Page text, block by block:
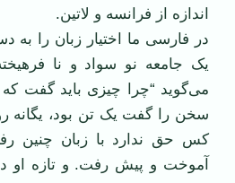
اندازه از فرانسه و لاتین.
در فارسی ما اختیار زبان را
یک جامعه نو سواد و نا
می‌گوید “چرا چیزی باید گفت که
سخن را گفت یک تن بود، یگانه
کس حق ندارد با زبان چنین
آموخت و پیش رفت. و تازه او